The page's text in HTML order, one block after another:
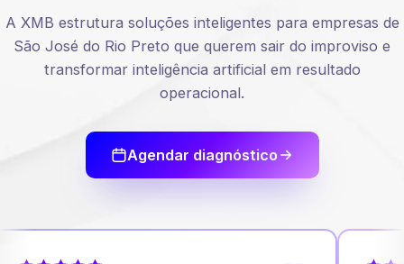
A XMB estrutura soluções inteligentes para empresas de
São José do Rio Preto que querem sair do improviso e
transformar inteligência artificial em resultado
operacional.
Agendar diagnóstico